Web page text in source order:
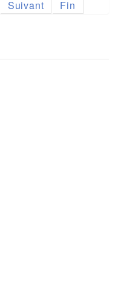
Suivant Fin